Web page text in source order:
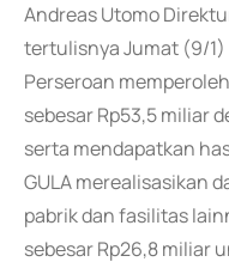
Andreas Utomo
tertulisnya Jumat (9/
Perseroan
sebesar Rp53,5 miliar
serta mendapatkan
GULA merealisasikan
pabrik dan fasilitas
sebesar Rp26,8 miliar